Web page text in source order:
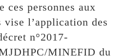
ces personnes aux
vise l’application des
n°2017-
MINEFID du